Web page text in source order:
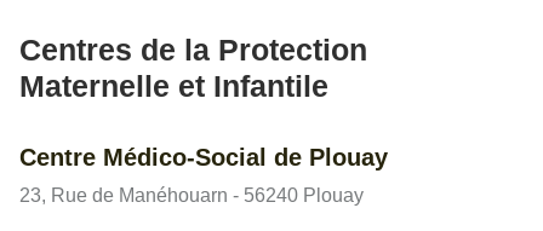
Centres de la Protection
Maternelle et Infantile
Centre Médico-Social de Plouay
23, Rue de Manéhouarn - 56240 Plouay